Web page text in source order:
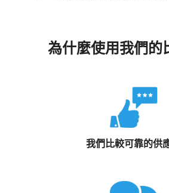
為什麼使用我們的
我們比較可靠的供